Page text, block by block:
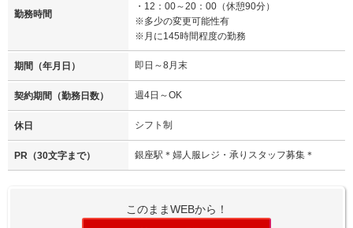
勤務時間
・12：00～20：00（休憩90分）
※多少の変更可能性有
※月に145時間程度の勤務
期間（年月日） 即日～8月末
契約期間（勤務日数） 週4日～OK
休日 シフト制
PR（30文字まで） 銀座駅＊婦人服レジ・承りスタッフ募集＊
このままWEBから！